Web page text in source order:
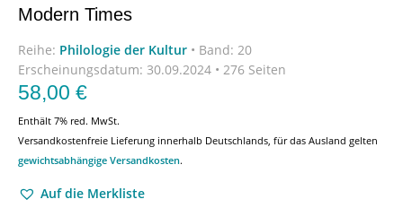
Modern Times
Reihe: Philologie der Kultur • Band: 20
Erscheinungsdatum: 30.09.2024 • 276 Seiten
58,00 €
Enthält 7% red. MwSt.
Versandkostenfreie Lieferung innerhalb Deutschlands, für das Ausland gelten
gewichtsabhängige Versandkosten.
Auf die Merkliste